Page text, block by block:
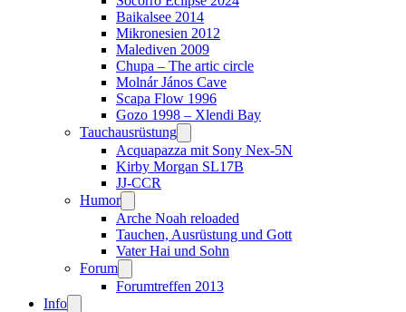
Baikalsee 2014
Mikronesien 2012
Malediven 2009
Chupa – The artic circle
Molnár János Cave
Scapa Flow 1996
Gozo 1998 – Xlendi Bay
Tauchausrüstung
Acquapazza mit Sony Nex-5N
Kirby Morgan SL17B
JJ-CCR
Humor
Arche Noah reloaded
Tauchen, Ausrüstung und Gott
Vater Hai und Sohn
Forum
Forumtreffen 2013
Info